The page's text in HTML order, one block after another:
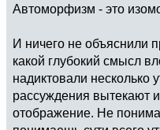
Автоморфизм - это
И ничего не объяснили
какой глубокий смысл
надиктовали несколько
рассуждения вытекают
отображение. Не